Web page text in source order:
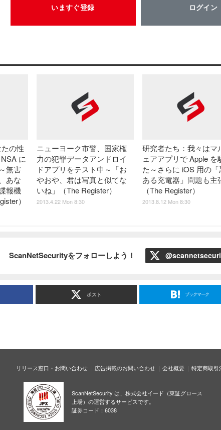
いますぐ登録 ログイン
の性
に
無害
あな
報機
）
ニューヨーク市警、国家権
力の犯罪データアンドロイ
ドアプリをテスト中～「お
やおや、君は写真と似てな
いね」（The Register）
2013.4.22 Mon 8:30
研究者たち：我々はマ
ェアアプリで Apple を
た～さらに iOS 用の「
ある充電器」問題も主
（The Register）
2013.8.12 Mon 8:30
ScanNetSecurityをフォローしよう！
ポスト ブックマーク
リリース窓口・お問い合わせ 広告掲載のお問い合わせ 会社概要 特定商取引
ScanNetSecurity は、株式会社イード（東証グロース
上場）の運営するサービスです。
証券コード：6038